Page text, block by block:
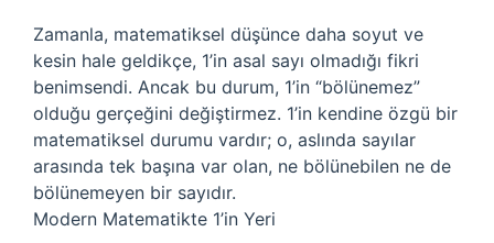
Zamanla, matematiksel düşünce daha soyut ve
kesin hale geldikçe, 1’in asal sayı olmadığı fikri
benimsendi. Ancak bu durum, 1’in “bölünemez”
olduğu gerçeğini değiştirmez. 1’in kendine özgü bir
matematiksel durumu vardır; o, aslında sayılar
arasında tek başına var olan, ne bölünebilen ne de
bölünemeyen bir sayıdır.
Modern Matematikte 1’in Yeri